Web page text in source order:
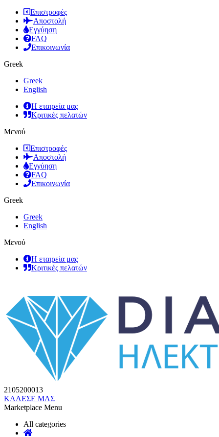
Επιστροφές
Αποστολή
Εγγύηση
FAQ
Επικοινωνία
Greek
Greek
English
Η εταιρεία μας
Κριτικές πελατών
Μενού
Επιστροφές
Αποστολή
Εγγύηση
FAQ
Επικοινωνία
Greek
Greek
English
Μενού
Η εταιρεία μας
Κριτικές πελατών
2105200013
ΚΑΛΕΣΕ ΜΑΣ
Marketplace Menu
All categories